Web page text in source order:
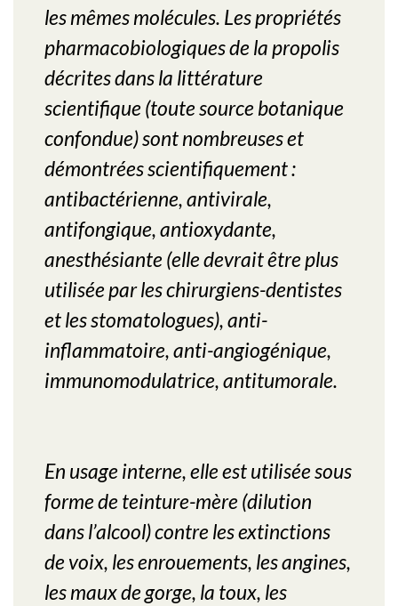
les mêmes molécules. Les propriétés
pharmacobiologiques de la propolis
décrites dans la littérature
scientifique (toute source botanique
confondue) sont nombreuses et
démontrées scientifiquement :
antibactérienne, antivirale,
antifongique, antioxydante,
anesthésiante (elle devrait être plus
utilisée par les chirurgiens-dentistes
et les stomatologues), anti-
inflammatoire, anti-angiogénique,
immunomodulatrice, antitumorale.
En usage interne, elle est utilisée sous
forme de teinture-mère (dilution
dans l’alcool) contre les extinctions
de voix, les enrouements, les angines,
les maux de gorge, la toux, les